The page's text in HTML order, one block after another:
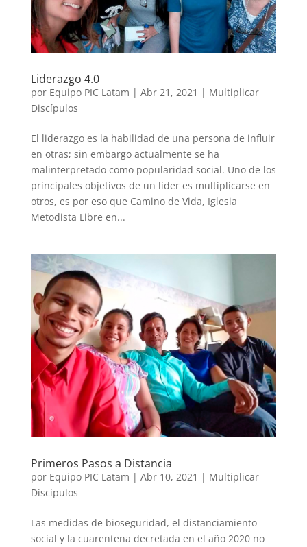
Liderazgo 4.0
por Equipo PIC Latam | Abr 21, 2021 | Multiplicar
Discípulos
El liderazgo es la habilidad de una persona de influir
en otras; sin embargo actualmente se ha
malinterpretado como popularidad social. Uno de los
principales objetivos de un líder es multiplicarse en
otros, es por eso que Camino de Vida, Iglesia
Metodista Libre en...
Primeros Pasos a Distancia
por Equipo PIC Latam | Abr 10, 2021 | Multiplicar
Discípulos
Las medidas de bioseguridad, el distanciamiento
social y la cuarentena decretada en el año 2020 no